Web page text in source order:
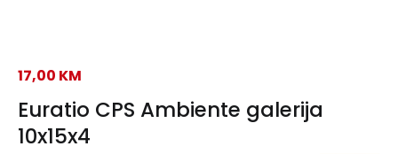
Euratio CPS Ambiente galerija
10x15x4
17,00 KM